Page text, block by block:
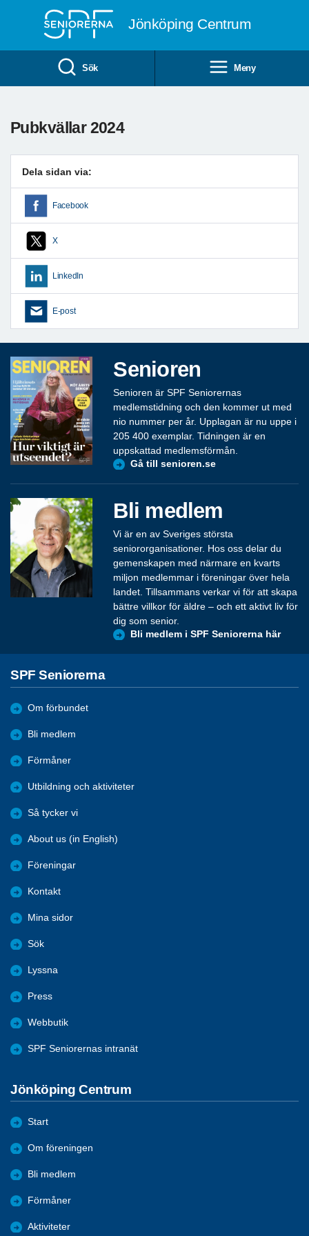
Jönköping Centrum
Sök Meny
Pubkvällar 2024
Dela sidan via:
Facebook
X
LinkedIn
E-post
Senioren
Senioren är SPF Seniorernas
medlemstidning och den kommer ut med
nio nummer per år. Upplagan är nu uppe i
205 400 exemplar. Tidningen är en
uppskattad medlemsförmån.
Gå till senioren.se
Bli medlem
Vi är en av Sveriges största
seniororganisationer. Hos oss delar du
gemenskapen med närmare en kvarts
miljon medlemmar i föreningar över hela
landet. Tillsammans verkar vi för att skapa
bättre villkor för äldre – och ett aktivt liv för
dig som senior.
Bli medlem i SPF Seniorerna här
SPF Seniorerna
Om förbundet
Bli medlem
Förmåner
Utbildning och aktiviteter
Så tycker vi
About us (in English)
Föreningar
Kontakt
Mina sidor
Sök
Lyssna
Press
Webbutik
SPF Seniorernas intranät
Jönköping Centrum
Start
Om föreningen
Bli medlem
Förmåner
Aktiviteter